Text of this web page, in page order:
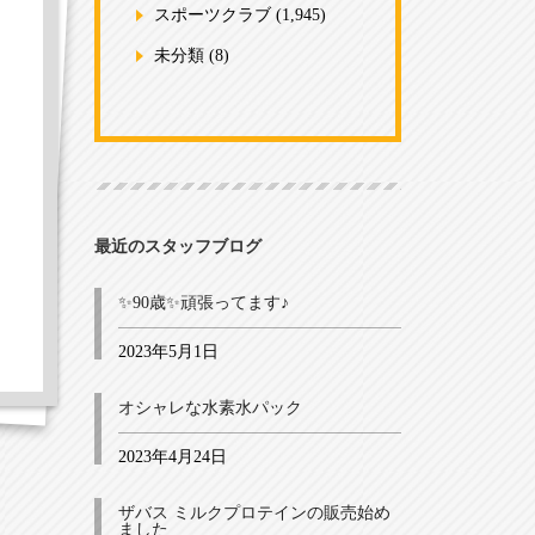
スポーツクラブ (1,945)
未分類(8)
最近のスタッフブログ
✨90歳✨頑張ってます♪
2023年5月1日
オシャレな水素水パック
2023年4月24日
ザバス ミルクプロテインの販売始め
ました